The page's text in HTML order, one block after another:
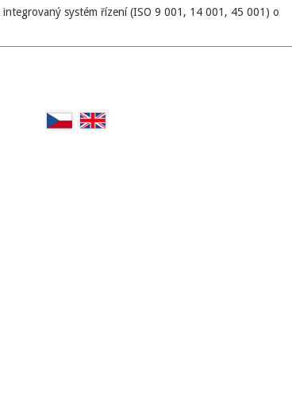
systém řízení (ISO 9 001, 14 001, 45 001) o